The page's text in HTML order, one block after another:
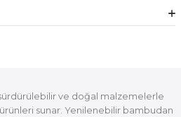
ve doğal malzemelerle
sunar. Yenilenebilir bambudan